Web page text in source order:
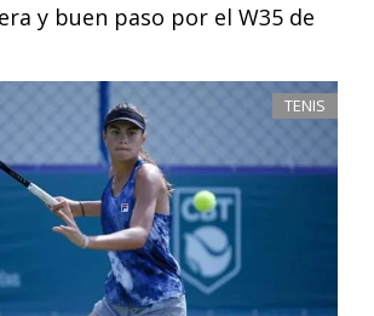
y buen paso por el W35 de
TENIS